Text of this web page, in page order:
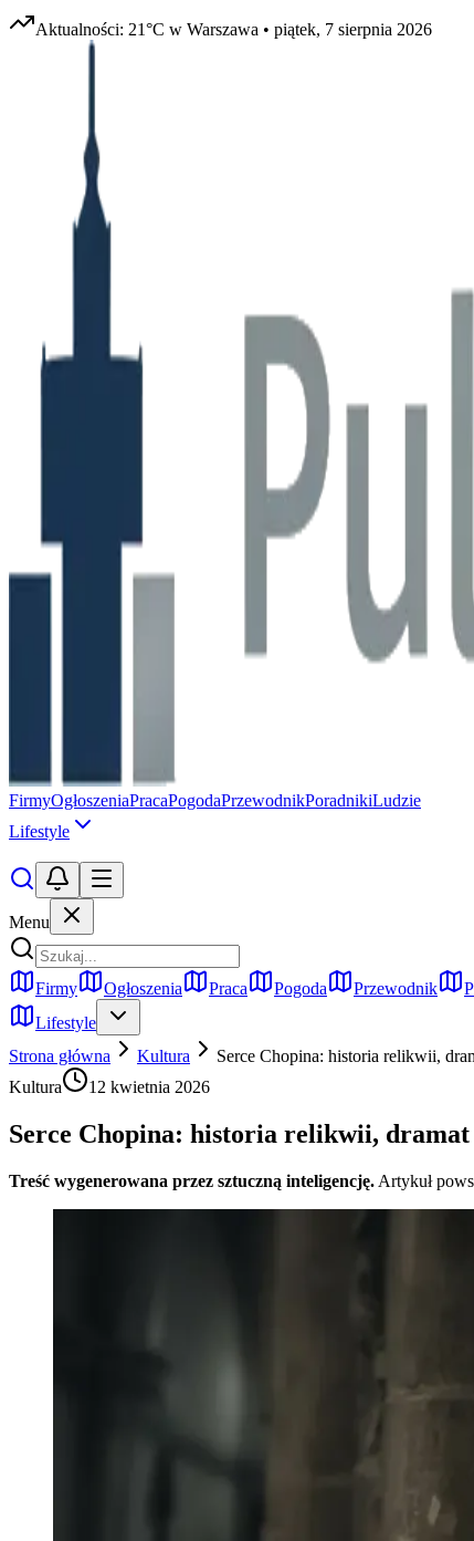
Aktualności: 21°C w Warszawa • piątek, 7 sierpnia 2026
FirmyOgłoszeniaPracaPogodaPrzewodnikPoradnikiLudzie
Lifestyle
Menu
Firmy Ogłoszenia Praca Pogoda Przewodnik
Lifestyle
Strona główna
Kultura
Serce Chopina: historia relikwii,
Kultura
12 kwietnia 2026
Serce Chopina: historia relikwii,
Treść wygenerowana przez sztuczną inteligencję. Artykuł